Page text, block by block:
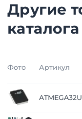
Другие
каталога
Фото Артикул